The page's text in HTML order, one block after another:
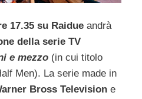
17.35 su Raidue andrà
della serie TV
e mezzo (in cui titolo
Men). La serie made in
Bross Television e